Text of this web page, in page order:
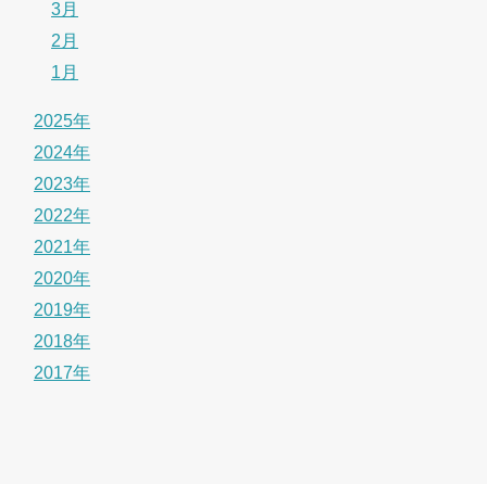
3月
2月
1月
2025年
2024年
2023年
2022年
2021年
2020年
2019年
2018年
2017年